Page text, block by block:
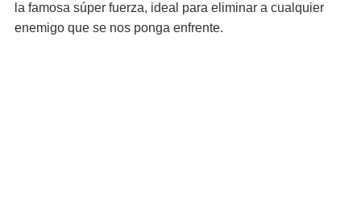
la famosa súper fuerza, ideal para eliminar a cualquier
enemigo que se nos ponga enfrente.